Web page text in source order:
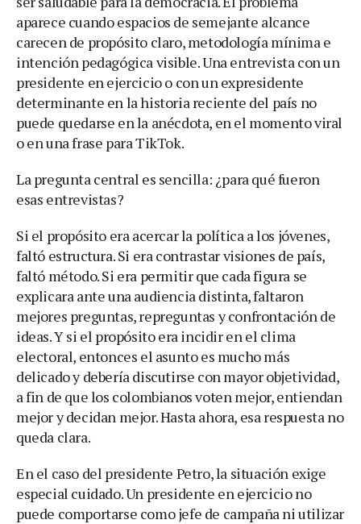
aparece cuando espacios de semejante alcance
carecen de propósito claro, metodología mínima e
intención pedagógica visible. Una entrevista con un
presidente en ejercicio o con un expresidente
determinante en la historia reciente del país no
puede quedarse en la anécdota, en el momento viral
o en una frase para TikTok.
La pregunta central es sencilla: ¿para qué fueron
esas entrevistas?
Si el propósito era acercar la política a los jóvenes,
faltó estructura. Si era contrastar visiones de país,
faltó método. Si era permitir que cada figura se
explicara ante una audiencia distinta, faltaron
mejores preguntas, repreguntas y confrontación de
ideas. Y si el propósito era incidir en el clima
electoral, entonces el asunto es mucho más
delicado y debería discutirse con mayor objetividad,
a fin de que los colombianos voten mejor, entiendan
mejor y decidan mejor. Hasta ahora, esa respuesta no
queda clara.
En el caso del presidente Petro, la situación exige
especial cuidado. Un presidente en ejercicio no
puede comportarse como jefe de campaña ni utilizar